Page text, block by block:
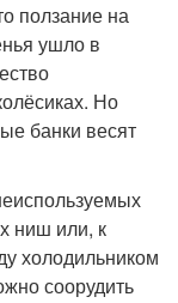
ползание на
ушло в
Но
банки весят
ниш или, к
холодильником
соорудить